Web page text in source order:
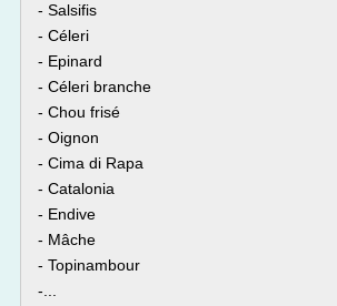
- Salsifis
- Céleri
- Epinard
- Céleri branche
- Chou frisé
- Oignon
- Cima di Rapa
- Catalonia
- Endive
- Mâche
- Topinambour
-...